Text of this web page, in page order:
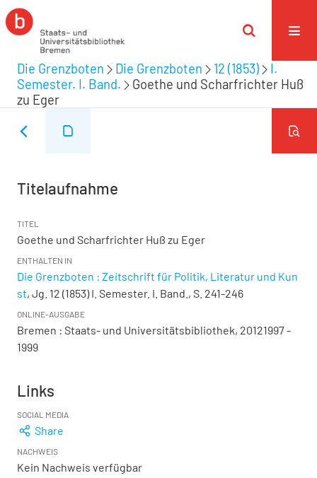
Die Grenzboten Die Grenzboten 12 (1853)
I.
Semester. I. Band.
Goethe und Scharfrichter Huß
zu Eger
Titelaufnahme
TITEL
Goethe und Scharfrichter Huß zu Eger
ENTHALTEN IN
Die Grenzboten : Zeitschrift für Politik, Literatur und Kun
st, Jg. 12 (1853) I. Semester. I. Band., S. 241-246
ONLINE-AUSGABE
Bremen : Staats- und Universitätsbibliothek, 20121997 -
1999
Links
SOCIAL MEDIA
Share
NACHWEIS
Kein Nachweis verfügbar